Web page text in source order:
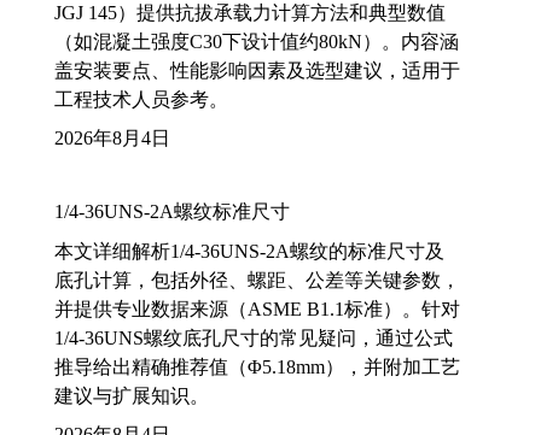
JGJ 145）提供抗拔承载力计算方法和典型数值
（如混凝土强度C30下设计值约80kN）。内容涵
盖安装要点、性能影响因素及选型建议，适用于
工程技术人员参考。
2026年8月4日
1/4-36UNS-2A螺纹标准尺寸
本文详细解析1/4-36UNS-2A螺纹的标准尺寸及
底孔计算，包括外径、螺距、公差等关键参数，
并提供专业数据来源（ASME B1.1标准）。针对
1/4-36UNS螺纹底孔尺寸的常见疑问，通过公式
推导给出精确推荐值（Φ5.18mm），并附加工艺
建议与扩展知识。